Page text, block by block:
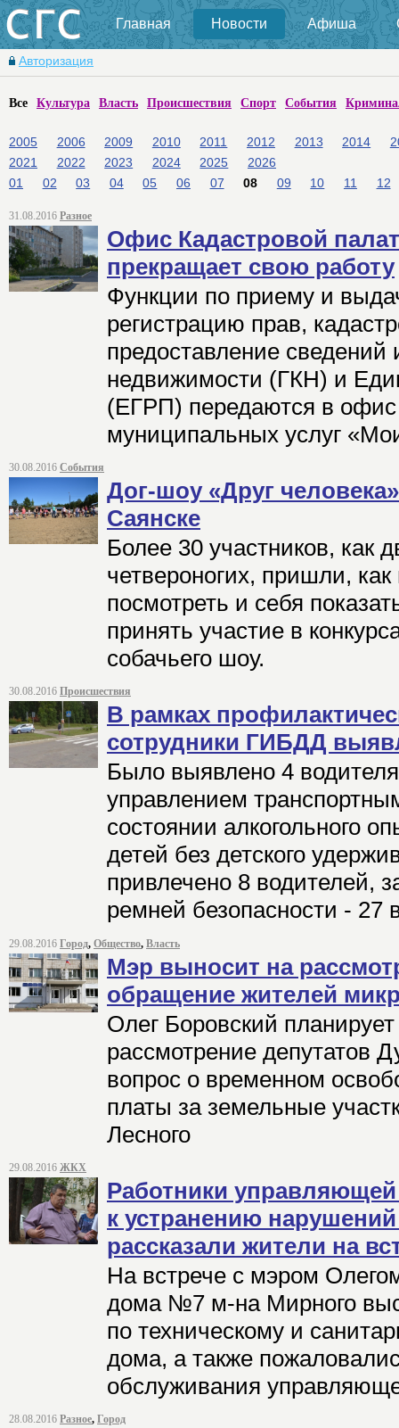
Главная Новости Афиша
Авторизация
Все Культура Власть Происшествия Спорт События
2005 2006 2009 2010 2011 2012 2013 2014
2021
2022 2023 2024 2025
2026
01
02 03 04 05 06 07 08 09 10 11 12
31.08.2016 Разное
Офис Кадастровой
прекращает свою работу
Функции по приему и
регистрацию прав,
предоставление сведений
недвижимости (ГКН) и
(ЕГРП) передаются в офис
муниципальных услуг
30.08.2016 События
Дог-шоу «Друг
Саянске
Более 30 участников, как
четвероногих, пришли, как
посмотреть и себя
принять участие в
собачьего шоу.
30.08.2016 Происшествия
В рамках
сотрудники ГИБДД
Было выявлено 4
управлением
состоянии алкогольного
детей без детского
привлечено 8 водителей,
ремней безопасности - 27
29.08.2016 Город, Общество, Власть
Мэр выносит на
обращение жителей
Олег Боровский
рассмотрение депутатов
вопрос о временном
платы за земельные
Лесного
29.08.2016 ЖКХ
Работники
к устранению
рассказали жители на
На встрече с мэром
дома №7 м-на Мирного
по техническому и
дома, а также
обслуживания
28.08.2016 Разное, Город